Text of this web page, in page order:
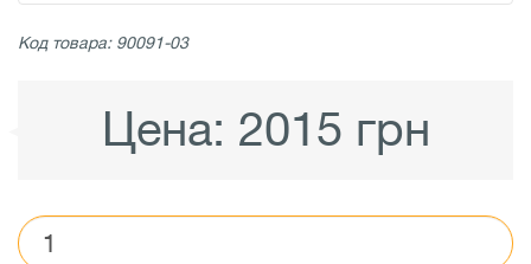
Код товара: 90091-03
Цена: 2015 грн